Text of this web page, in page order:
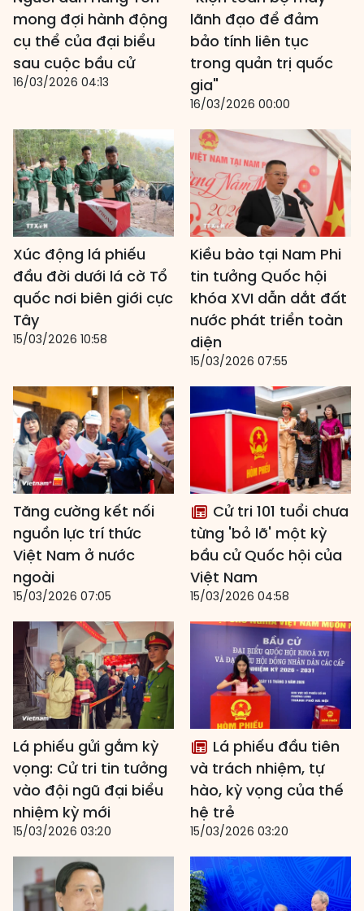
mong đợi hành động
cụ thể của đại biểu
sau cuộc bầu cử
16/03/2026 04:13
lãnh đạo để đảm
bảo tính liên tục
trong quản trị quốc
gia"
16/03/2026 00:00
Xúc động lá phiếu
đầu đời dưới lá cờ Tổ
quốc nơi biên giới cực
Tây
15/03/2026 10:58
Kiều bào tại Nam Phi
tin tưởng Quốc hội
khóa XVI dẫn dắt đất
nước phát triển toàn
diện
15/03/2026 07:55
Tăng cường kết nối
nguồn lực trí thức
Việt Nam ở nước
ngoài
15/03/2026 07:05
Cử tri 101 tuổi chưa
từng 'bỏ lỡ' một kỳ
bầu cử Quốc hội của
Việt Nam
15/03/2026 04:58
Lá phiếu gửi gắm kỳ
vọng: Cử tri tin tưởng
vào đội ngũ đại biểu
nhiệm kỳ mới
15/03/2026 03:20
Lá phiếu đầu tiên
và trách nhiệm, tự
hào, kỳ vọng của thế
hệ trẻ
15/03/2026 03:20